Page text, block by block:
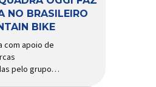
NO BRASILEIRO
BIKE
com apoio de
pelo grupo